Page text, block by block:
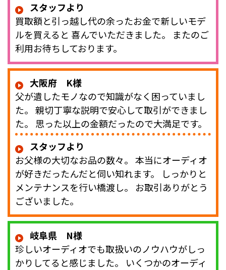
スタッフより
買取額と引っ越し代の余ったお金で新しいモデ
ルを買えると 喜んでいただきました。 またのご
利用お待ちしております。
大阪府 K様
父が遺したモノなので知識がなく困っていまし
た。 親切丁寧な説明で安心して取引ができまし
た。 思った以上の金額だったので大満足です。
スタッフより
お父様の大切なお品の数々。 本当にオーディオ
が好きだったんだと伺い知れます。 しっかりと
メンテナンスを行い橋渡し。 お取引ありがとう
ございました。
岐阜県 N様
珍しいオーディオでも取扱いのノウハウがしっ
かりしてると感じました。 いくつかのオーディ